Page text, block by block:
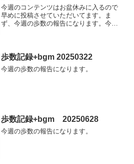
今週のコンテンツはお盆休みに入るので
早めに投稿させていただいてます。ま
ず、今週の歩数の報告になります。今週
ントは最低限の14で...
歩数記録+bgm 20250322
今週の歩数の報告になります。
歩数記録+bgm 20250628
今週の歩数の報告になります。